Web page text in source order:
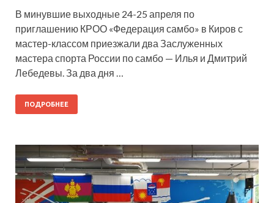
В минувшие выходные 24-25 апреля по
приглашению КРОО «Федерация самбо» в Киров с
мастер-классом приезжали два Заслуженных
мастера спорта России по самбо — Илья и Дмитрий
Лебедевы. За два дня …
ПОДРОБНЕЕ